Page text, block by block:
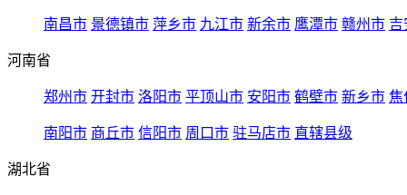
南昌市 景德镇市 萍乡市 九江市 新余市 鹰潭市 赣州市 吉
河南省
郑州市 开封市 洛阳市 平顶山市 安阳市 鹤壁市 新乡市 焦
南阳市 商丘市 信阳市 周口市 驻马店市 直辖县级
湖北省